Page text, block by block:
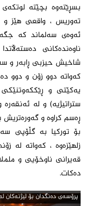
بسڕێتەوە بچێتە
تەوریس ، واقعی هێز
ئەوەی سەلماند کە
ناوەندەکانی
شاخیش حیزبی ڕابەر و
کەواتە دوو زۆن و دوو
یەکێتی و
ستراتیژیە) و لە
ڕەسم کراوە و گەورەتریش
بۆ تورکیا بە گڵۆپی
زلهێزەوە ، کەواتە لە
قەیرانی ناوخۆیی و
دەکات.
پرۆسه‌ی ده‌نگدان بۆ لیژنه‌كان له‌